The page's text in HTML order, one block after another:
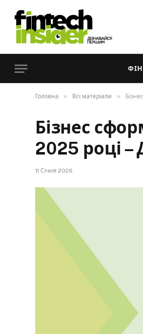
Головна » Всі матеріали »
Бізнес
2025 році –
11 Січня 2026